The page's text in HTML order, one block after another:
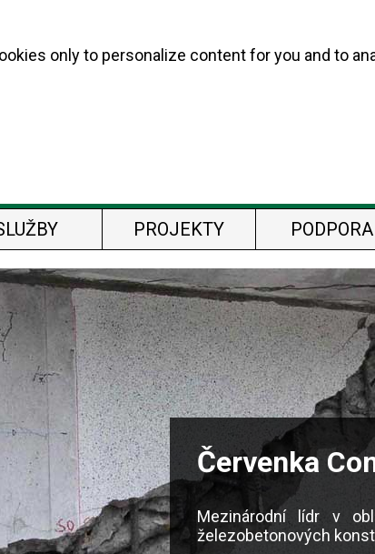
only to personalize content for you and to
PROJEKTY PODPORA
Červenka
Mezinárodní lídr v
železobetonových